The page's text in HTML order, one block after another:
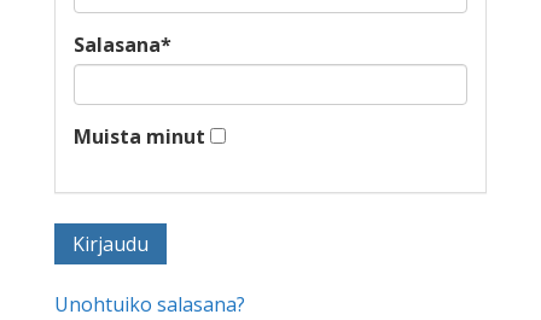
Salasana*
Muista minut
Unohtuiko salasana?